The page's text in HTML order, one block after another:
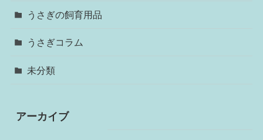
うさぎの飼育用品
うさぎコラム
未分類
アーカイブ